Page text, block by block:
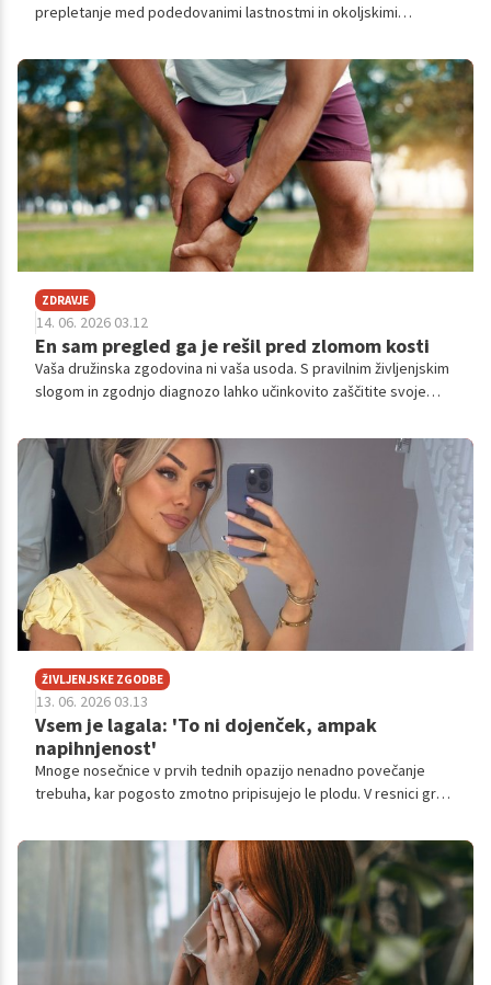
prepletanje med podedovanimi lastnostmi in okoljskimi
ZDRAVJE
14. 06. 2026 03.12
En sam pregled ga je rešil pred zlomom kosti
Vaša družinska zgodovina ni vaša usoda. S pravilnim življenjskim
slogom in zgodnjo diagnozo lahko učinkovito zaščitite svoje
ŽIVLJENJSKE ZGODBE
13. 06. 2026 03.13
Vsem je lagala: 'To ni dojenček, ampak
napihnjenost'
Mnoge nosečnice v prvih tednih opazijo nenadno povečanje
trebuha, kar pogosto zmotno pripisujejo le plodu. V resnici gre v
ki je povsem normalen del zgodnjega nosečniškega obdobja. A
vplivničina zgodba je bila malo drugačna iz povsem preprostega